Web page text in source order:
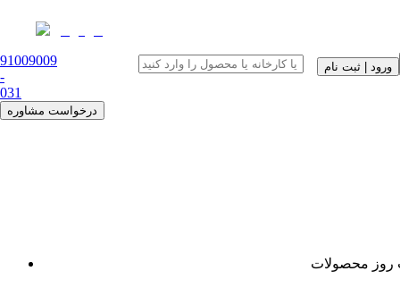
91009009
-
031
درخواست مشاوره
ورود | ثبت نام
روز محصولات